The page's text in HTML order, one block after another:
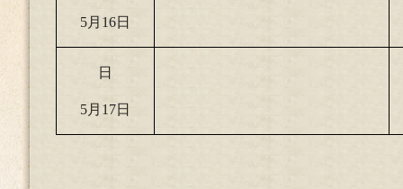
5月16日
日
5月17日